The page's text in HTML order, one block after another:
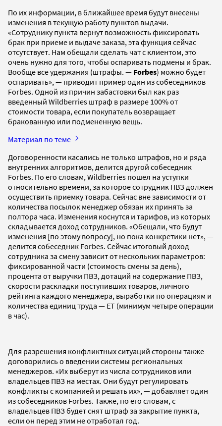
По их информации, в ближайшее время будут внесены
изменения в текущую работу пунктов выдачи.
«Сотруднику пункта вернут возможность фиксировать
брак при приеме и выдаче заказа, эта функция сейчас
отсутствует. Нам обещали сделать чат с клиентом, это
очень нужно для того, чтобы оспаривать подмены и брак.
Вообще все удержания (штрафы. — Forbes) можно будет
оспаривать», — приводит пример один из собеседников
Forbes. Одной из причин забастовки был как раз
введенный Wildberries штраф в размере 100% от
стоимости товара, если покупатель возвращает
бракованную или подмененную вещь.
Материал по теме
Договоренности касались не только штрафов, но и ряда
внутренних алгоритмов, делится другой собеседник
Forbes. По его словам, Wildberries пошел на уступки
относительно времени, за которое сотрудник ПВЗ должен
осуществить приемку товара. Сейчас вне зависимости от
количества посылок менеджер обязан их принять за
полтора часа. Изменения коснутся и тарифов, из которых
складывается доход сотрудников. «Обещали, что будут
изменения [по этому вопросу], но пока конкретики нет», —
делится собеседник Forbes. Сейчас итоговый доход
сотрудника за смену зависит от нескольких параметров:
фиксированной части (стоимость смены за день),
процента от выручки ПВЗ, дотаций на содержание ПВЗ,
скорости раскладки поступивших товаров, личного
рейтинга каждого менеджера, выработки по операциям и
количества единиц труда — ЕТ (минимум четыре операции
в час).
Для разрешения конфликтных ситуаций стороны также
договорились о введении системы региональных
менеджеров. «Их выберут из числа сотрудников или
владельцев ПВЗ на местах. Они будут регулировать
конфликты с компанией и решать их», — добавляет один
из собеседников Forbes. Также, по его словам, с
владельцев ПВЗ будет снят штраф за закрытие пункта,
если он перед этим не отработал год.